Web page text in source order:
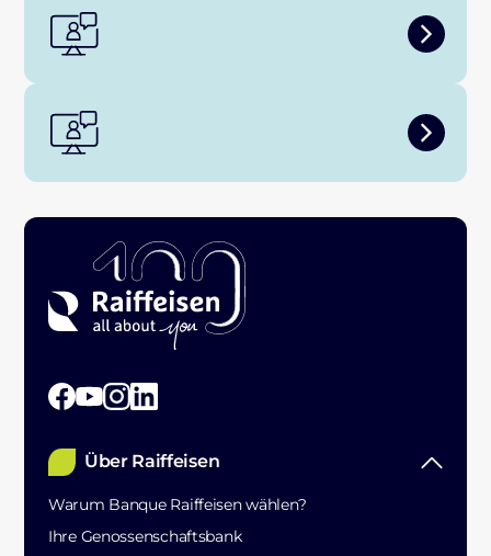
Über Raiffeisen
Warum Banque Raiffeisen wählen?
Ihre Genossenschaftsbank